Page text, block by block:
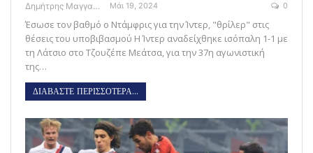
Δημήτρης Μαγγανάρης Μάι 19, 2024 0
Έσωσε τον βαθμό ο Ντάμφρις για την Ίντερ, "θρίλερ" στις
θέσεις του υποβιβασμού H Ίντερ αναδείχθηκε ισόπαλη 1-1 με
τη Λάτσιο στο Τζουζέπε Μεάτσα, για την 37η αγωνιστική
της…
ΔΙΑΒΑΣΤΕ ΠΕΡΙΣΣΟΤΕΡΑ...